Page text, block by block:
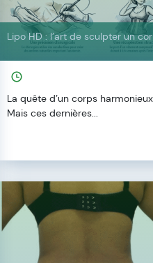
Lipo HD : l’art de sculpter un
La quête d’un corps
Mais ces dernières...